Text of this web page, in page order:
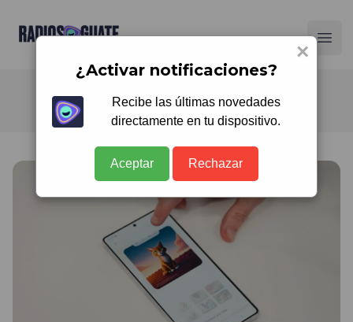
Radios Guate
×
¿Activar notificaciones?
Recibe las últimas novedades
directamente en tu dispositivo.
Aceptar Rechazar